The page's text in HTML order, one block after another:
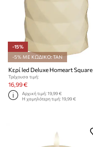
-15%
-5% ΜΕ ΚΩΔΙΚΟ: TAN
Τρέχουσα τιμή:
16,99 €
Αρχική τιμή:19,99 €
Η χαμηλότερη τιμή:19,99 €